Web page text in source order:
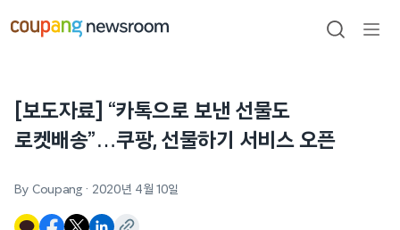
건너뛰기
검색
[보도자료] “카톡으로 보낸 선물도
로켓배송”…쿠팡, 선물하기 서비스 오픈
By Coupang · 2020년 4월 10일